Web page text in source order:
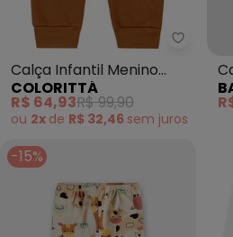
Calça Infantil Menino
Moletom Piquê (Marrom)
COLORITTÁ
R$ 64,93R$ 99,90
ou 2x de R$ 32,46 sem juros
-15%